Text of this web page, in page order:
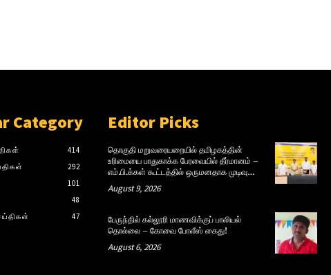
Category
414
292
101
48
47
Editor Picks
தொகுதி மறுவரையறையில் தமிழகத்தின்
உரிமையை பாதுகாக்க பேரவையில் தீர்மானம் –
எம்.பி.க்கள் கூட்டத்தில் ஒருமனதாக முடிவு…
August 9, 2026
பேருந்தில் கல்லூரி மாணவிக்குப் பாலியல்
தொல்லை – கோவை போலீஸ் கைது!
August 6, 2026